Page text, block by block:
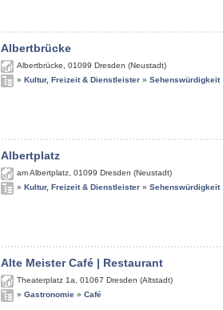
Albertbrücke
Albertbrücke 01099 Dresden (Neustadt)
» Kultur, Freizeit & Dienstleister » Sehenswürdigkeit
Albertplatz
am Albertplatz 01099 Dresden (Neustadt)
» Kultur, Freizeit & Dienstleister » Sehenswürdigkeit
Alte Meister Café | Restaurant
Theaterplatz 1a 01067 Dresden (Altstadt)
» Gastronomie » Café